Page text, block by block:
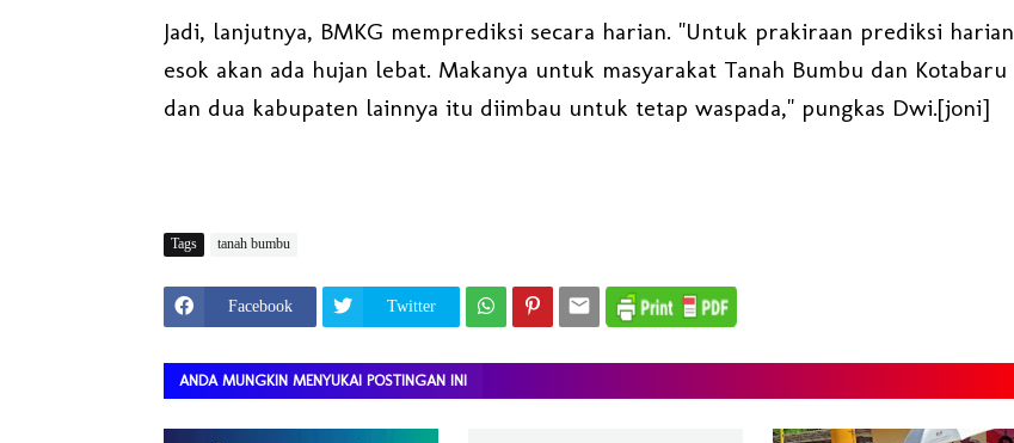
Jadi, lanjutnya, BMKG memprediksi secara harian. "Untuk prakiraan prediksi harian
esok akan ada hujan lebat. Makanya untuk masyarakat Tanah Bumbu dan Kotabaru
dan dua kabupaten lainnya itu diimbau untuk tetap waspada," pungkas Dwi.[joni]
Tags tanah bumbu
Facebook Twitter
ANDA MUNGKIN MENYUKAI POSTINGAN INI